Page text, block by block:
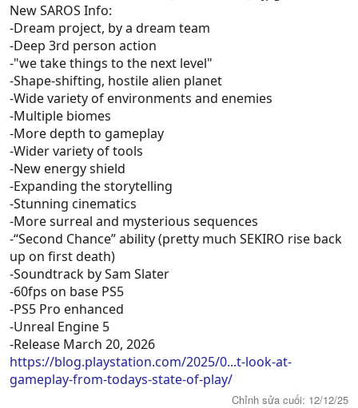
New SAROS Info:
-Dream project, by a dream team
-Deep 3rd person action
-"we take things to the next level"
-Shape-shifting, hostile alien planet
-Wide variety of environments and enemies
-Multiple biomes
-More depth to gameplay
-Wider variety of tools
-New energy shield
-Expanding the storytelling
-Stunning cinematics
-More surreal and mysterious sequences
-“Second Chance” ability (pretty much SEKIRO rise back
up on first death)
-Soundtrack by Sam Slater
-60fps on base PS5
-PS5 Pro enhanced
-Unreal Engine 5
-Release March 20, 2026​
https://blog.playstation.com/2025/0...t-look-at-
gameplay-from-todays-state-of-play/
Chỉnh sửa cuối: 12/12/25